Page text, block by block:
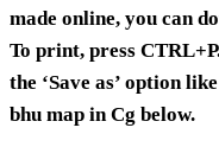
made online, you can
To print, press
the ‘Save as’ option
bhu map in Cg below.